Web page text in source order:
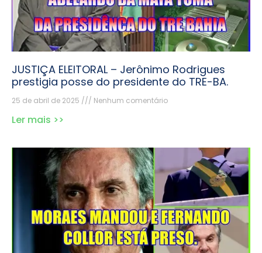
JUSTIÇA ELEITORAL – Jerônimo Rodrigues
prestigia posse do presidente do TRE-BA.
25 de abril de 2025 Nenhum comentário
Ler mais >>